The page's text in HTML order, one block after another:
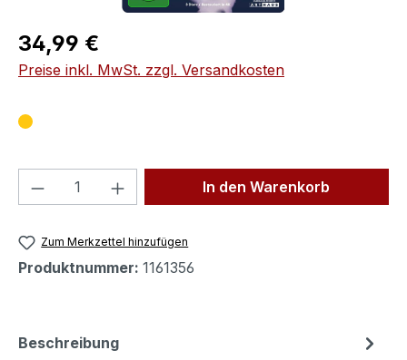
Regulärer Preis:
34,99 €
Preise inkl. MwSt. zzgl. Versandkosten
Produkt Anzahl: Gib denIn den Warenkorb
Zum Merkzettel hinzufügen
Produktnummer: 1161356
Beschreibung